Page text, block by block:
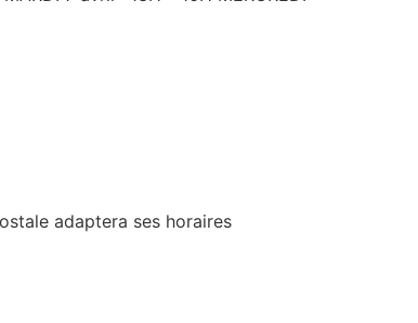
adaptera ses horaires